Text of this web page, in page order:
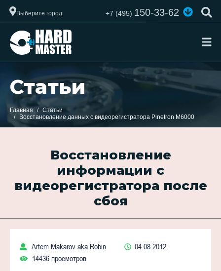
Выберите город +7 (495)150-33-62
Статьи
Главная
Статьи
Восстановление данных с видеорегистратора Pinetron M6000
Восстановление
информации с
видеорегистратора после
сбоя
Artem Makarov aka Robin
04.08.2012
14436 просмотров